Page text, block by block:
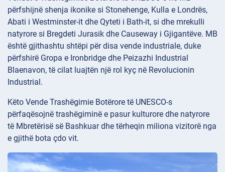
përfshijnë shenja ikonike si Stonehenge, Kulla e Londrës,
Abati i Westminster-it dhe Qyteti i Bath-it, si dhe mrekulli
natyrore si Bregdeti Jurasik dhe Causeway i Gjigantëve. MB
është gjithashtu shtëpi për disa vende industriale, duke
përfshirë Gropa e Ironbridge dhe Peizazhi Industrial
Blaenavon, të cilat luajtën një rol kyç në Revolucionin
Industrial.
Këto Vende Trashëgimie Botërore të UNESCO-s
përfaqësojnë trashëgiminë e pasur kulturore dhe natyrore
të Mbretërisë së Bashkuar dhe tërheqin miliona vizitorë nga
e gjithë bota çdo vit.